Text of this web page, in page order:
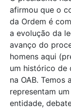
afirmou que o
da Ordem é
a evolução da
avanço do
homens aqui
um histórico de
na OAB.
representam
entidade,